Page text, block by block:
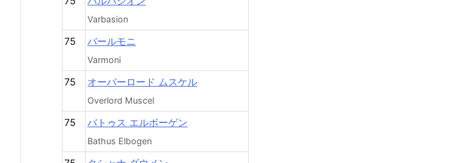
Varbasion
75 バールモニ
Varmoni
75 オーバーロード ムスケル
Overlord Muscel
75 バトゥス エルボーゲン
Bathus Elbogen